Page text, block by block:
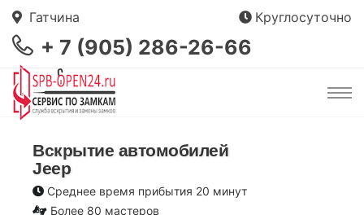
Гатчина Круглосуточно
+ 7 (905) 286-26-66
Вскрытие автомобилей
Jeep
Среднее время прибытия 20 минут
Более 80 мастеров